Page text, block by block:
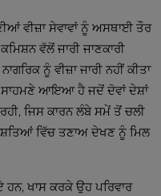
ਵੀਜ਼ਾ ਸੇਵਾਵਾਂ ਨੂੰ ਅਸਥਾਈ ਤੌਰ
ਵੱਲੋਂ ਜਾਰੀ ਜਾਣਕਾਰੀ
ਨੂੰ ਵੀਜ਼ਾ ਜਾਰੀ ਨਹੀਂ ਕੀਤਾ
ਆਇਆ ਹੈ ਜਦੋਂ ਦੋਵਾਂ ਦੇਸ਼ਾਂ
ਜਿਸ ਕਾਰਨ ਲੰਬੇ ਸਮੇਂ ਤੋਂ ਚਲੀ
ਵਿੱਚ ਤਣਾਅ ਦੇਖਣ ਨੂੰ ਮਿਲ
ਹਨ, ਖਾਸ ਕਰਕੇ ਉਹ ਪਰਿਵਾਰ